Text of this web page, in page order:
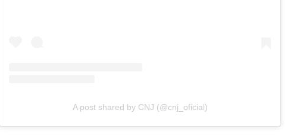
A post shared by CNJ (@cnj_oficial)